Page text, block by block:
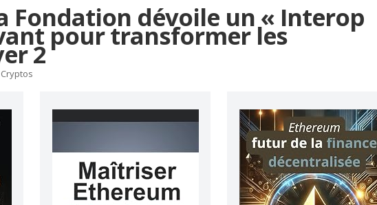
Fondation dévoile un « Interop
pour transformer les
2
Cryptos